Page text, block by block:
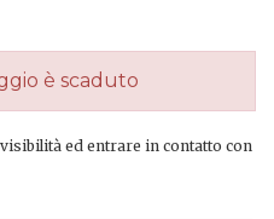
è scaduto
ed entrare in contatto con